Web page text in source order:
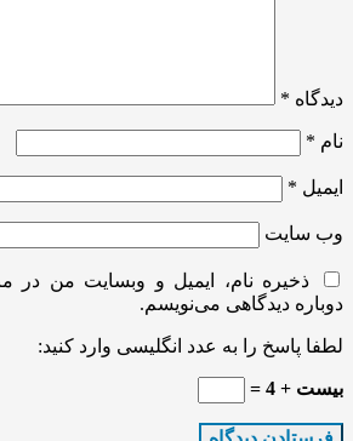
دیدگاه *
نام *
ایمیل *
وب‌ سایت
ذخیره نام، ایمیل و وبسایت من در
دوباره دیدگاهی می‌نویسم.
لطفا پاسخ را به عدد انگلیسی وارد کنید:
بیست + 4 =